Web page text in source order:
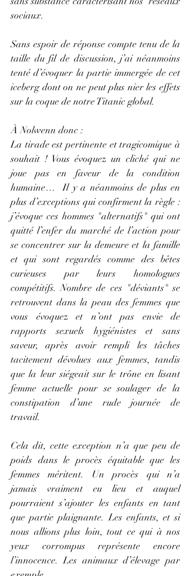
sociaux.
Sans espoir de réponse compte tenu de la
taille du fil de discussion, j’ai néanmoins
tenté d’évoquer la partie immergée de cet
iceberg dont on ne peut plus nier les effets
sur la coque de notre Titanic global.
À Nolwenn donc :
La tirade est pertinente et tragicomique à
souhait ! Vous évoquez un cliché qui ne
joue pas en faveur de la condition
humaine…  Il y a néanmoins de plus en
plus d’exceptions qui confirment la règle :
j’évoque ces hommes "alternatifs" qui ont
quitté l’enfer du marché de l’action pour
se concentrer sur la demeure et la famille
et qui sont regardés comme des bêtes
curieuses par leurs homologues
compétitifs. Nombre de ces "déviants" se
retrouvent dans la peau des femmes que
vous évoquez et n’ont pas envie de
rapports sexuels hygiénistes et sans
saveur, après avoir rempli les tâches
tacitement dévolues aux femmes, tandis
que la leur siégeait sur le trône en lisant
femme actuelle pour se soulager de la
constipation d’une rude journée de
travail.
Cela dit, cette exception n’a que peu de
poids dans le procès équitable que les
femmes méritent. Un procès qui n’a
jamais vraiment eu lieu et auquel
pourraient s’ajouter les enfants en tant
que partie plaignante. Les enfants, et si
nous allions plus loin, tout ce qui à nos
yeux corrompus représente encore
l’innocence. Les animaux d’élevage par